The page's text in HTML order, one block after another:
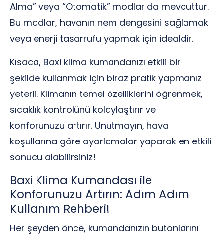
Alma” veya “Otomatik” modlar da mevcuttur.
Bu modlar, havanın nem dengesini sağlamak
veya enerji tasarrufu yapmak için idealdir.
Kısaca, Baxi klima kumandanızı etkili bir
şekilde kullanmak için biraz pratik yapmanız
yeterli. Klimanın temel özelliklerini öğrenmek,
sıcaklık kontrolünü kolaylaştırır ve
konforunuzu artırır. Unutmayın, hava
koşullarına göre ayarlamalar yaparak en etkili
sonucu alabilirsiniz!
Baxi Klima Kumandası ile
Konforunuzu Artırın: Adım Adım
Kullanım Rehberi!
Her şeyden önce, kumandanızın butonlarını